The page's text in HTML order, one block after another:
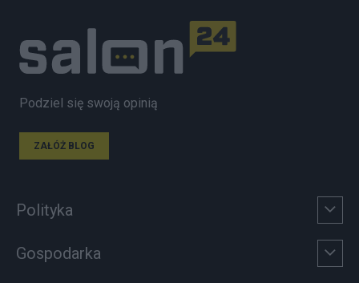
Podziel się swoją opinią
ZAŁÓŻ BLOG
Polityka
Gospodarka